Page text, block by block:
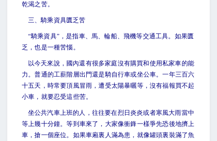
乾渴之苦。
三、騎乘資具匱乏苦
“騎乘資具”，是指車、馬、輪船、飛機等交通工具。如果匱
乏，也是一種苦惱。
以今天來說，國內還有很多家庭沒有購買和使用私家車的能
力。普通的工薪階層出門還是騎自行車或坐公車。一年三百六
十五天，時常要頂風冒雨，遭受太陽暴曬等，沒有福報買不起
小車，就要忍受這些苦。
坐公共汽車上班的人，往往要在烈日炎炎或者寒風大雨當中
等上幾十分鐘。等到車來了，大家像衝鋒一樣爭先恐後地擠上
車，搶一個座位。如果車廂裏人滿為患，就像罐頭裏裝滿了魚